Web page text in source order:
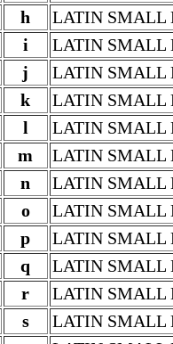
h
LATIN SMALL
i
LATIN SMALL
j
LATIN SMALL
k
LATIN SMALL
l
LATIN SMALL
m
LATIN SMALL
n
LATIN SMALL
o
LATIN SMALL
p
LATIN SMALL
q
LATIN SMALL
r
LATIN SMALL
s
LATIN SMALL